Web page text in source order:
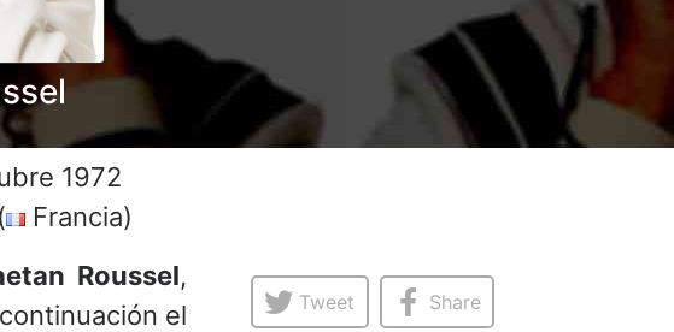
1972
Francia)
Roussel,
el
Tweet Share